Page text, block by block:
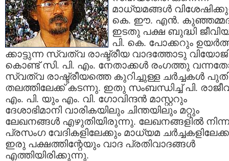
മാധ്യമങ്ങള്‍
കെ. ഈ. എന്‍.
ഇടതു പക്ഷ ബുദ്ധി
പി. കെ. പോക്കറും
ക്കാട്ടുന്ന സ്വത്വ രാഷ്ട്രീയ വാദത്തോടു
കൊണ്ട് സി. പി. എം. നേതാക്കള്‍ രംഗത്തു
സ്വത്വ രാഷ്ട്രീയത്തെ കുറിച്ചുള്ള ചര്‍ച്ചകള്‍
തലത്തിലേക്ക് കടന്നു. ഇതു സംബന്ധിച്ച് പി.
എം. പി. യും എം. വി. ഗോവിന്ദന്‍ മാസ്റ്ററും
ദേശാഭിമാനി വാരികയിലും ചിന്തയിലും മറ്റും
ലേഖനങ്ങള്‍ എഴുതിയിരുന്നു. ലേഖനങ്ങളില്‍
പ്രസംഗ വേദികളിലേക്കും മാധ്യമ
ഇരു പക്ഷത്തിന്റേയും വാദ പ്രതിവാദങ്ങള്‍
എത്തിയിരിക്കുന്നു.